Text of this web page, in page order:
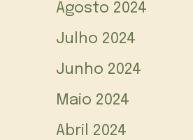
Agosto 2024
Julho 2024
Junho 2024
Maio 2024
Abril 2024